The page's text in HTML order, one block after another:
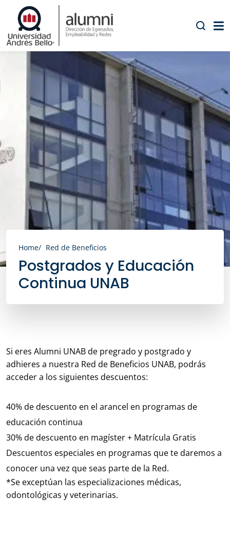
Home Red de Beneficios
Postgrados y Educación
Continua UNAB
Si eres Alumni UNAB de pregrado y postgrado y
adhieres a nuestra Red de Beneficios UNAB, podrás
acceder a los siguientes descuentos:
40% de descuento en el arancel en programas de
educación continua
30% de descuento en magíster + Matrícula Gratis
Descuentos especiales en programas que te daremos a
conocer una vez que seas parte de la Red.
*Se exceptúan las especializaciones médicas,
odontológicas y veterinarias.